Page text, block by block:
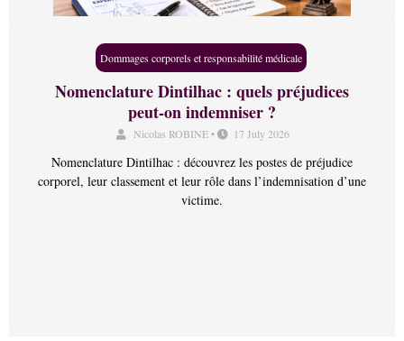
Dommages corporels et responsabilité médicale
Nomenclature Dintilhac : quels préjudices
peut-on indemniser ?
Nicolas ROBINE• 17 July 2026
Nomenclature Dintilhac : découvrez les postes de préjudice
corporel, leur classement et leur rôle dans l’indemnisation d’une
victime.